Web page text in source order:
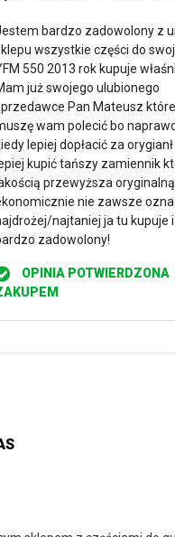
bardzo zadowolony z
wszystkie części do
550 2013 rok kupuje
już swojego ulubionego
Pan Mateusz
wam polecić bo
lepiej dopłacić za
kupić tańszy zamiennik
przewyższa
nie zawsze
najtaniej ja tu kupuje
zadowolony!
OPINIA POTWIERDZONA